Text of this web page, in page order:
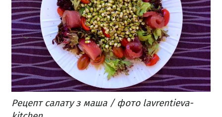
Рецепт салату з маша / фото lavrentieva-